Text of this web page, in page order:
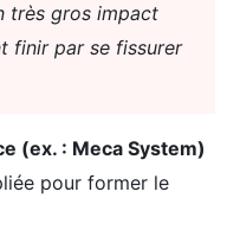
très gros impact
finir par se fissurer
(ex. : Meca System)
pour former le